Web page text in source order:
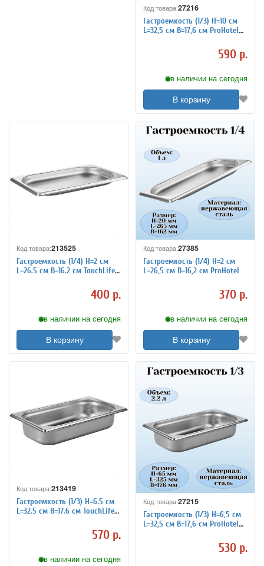
Код товара:27216
Гастроемкость (1/3) H=10 см
L=32,5 см B=17,6 см ProHotel
590 р.
в наличии на сегодня
В корзину
Код товара:213525
Гастроемкость (1/4) H=2 см
L=26.5 см B=16.2 см TouchLife
400 р.
в наличии на сегодня
В корзину
Код товара:27385
Гастроемкость (1/4) H=2 см
L=26,5 см B=16,2 см ProHotel
370 р.
в наличии на сегодня
В корзину
Код товара:213419
Гастроемкость (1/3) H=6.5 см
L=32.5 см B=17.6 см TouchLife
570 р.
в наличии на сегодня
Код товара:27215
Гастроемкость (1/3) H=6,5 см
L=32,5 см B=17,6 см ProHotel
530 р.